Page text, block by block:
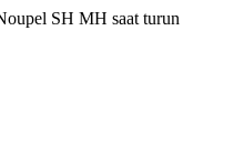
SH MH saat turun